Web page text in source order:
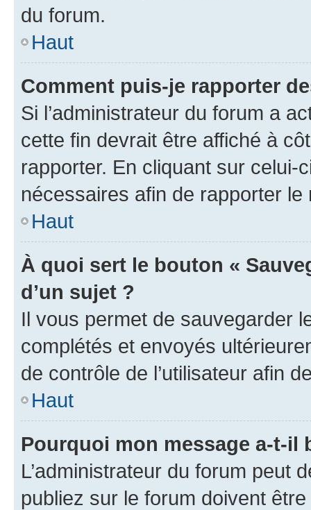
du forum.
Haut
Comment puis-je rapporter
Si l’administrateur du forum a
cette fin devrait être affiché à
rapporter. En cliquant sur
nécessaires afin de rapporter le
Haut
À quoi sert le bouton «
d’un sujet ?
Il vous permet de sauvegarder
complétés et envoyés
de contrôle de l’utilisateur afin
Haut
Pourquoi mon message a-t-il
L’administrateur du forum peut
publiez sur le forum doivent